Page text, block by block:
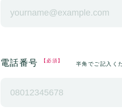
電話番号 【必須】
半角でご記入く